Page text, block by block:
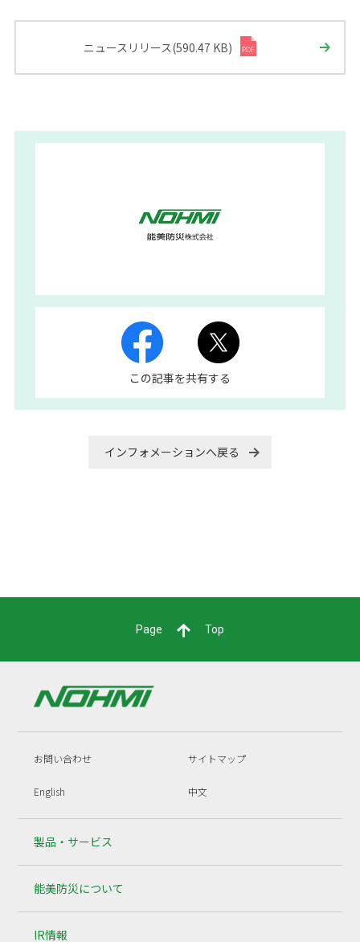
ニュースリリース(590.47 KB)
この記事を共有する
インフォメーションへ戻る
Page Top
お問い合わせ サイトマップ
English 中文
製品・サービス
能美防災について
IR情報